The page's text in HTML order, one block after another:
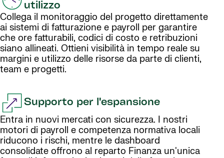
utilizzo
Collega il monitoraggio del progetto direttamente
ai sistemi di fatturazione e payroll per garantire
che ore fatturabili, codici di costo e retribuzioni
siano allineati. Ottieni visibilità in tempo reale su
margini e utilizzo delle risorse da parte di clienti,
team e progetti.
Supporto per l'espansione
Entra in nuovi mercati con sicurezza. I nostri
motori di payroll e competenza normativa locali
riducono i rischi, mentre le dashboard
consolidate offrono al reparto Finanza un'unica